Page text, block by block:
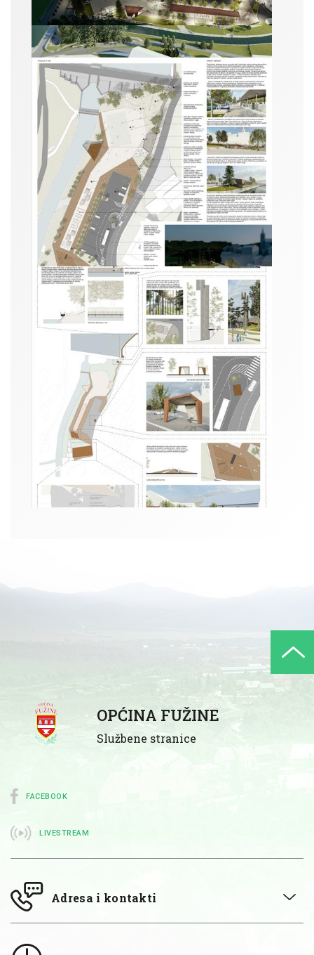
OPĆINA FUŽINE
Službene stranice
FACEBOOK
LIVESTREAM
Adresa i kontakti